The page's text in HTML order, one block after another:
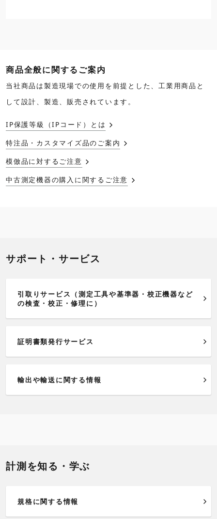
商品全般に関するご案内
当社商品は製造現場での使用を前提とした、工業用商品と
して設計、製造、販売されています。
IP保護等級（IPコード）とは
特注品・カスタマイズ品のご案内
模倣品に対するご注意
中古測定機器の購入に関するご注意
サポート・サービス
引取りサービス（測定工具や基準器・校正機器など
の検査・校正・修理に）
証明書類発行サービス
輸出や輸送に関する情報
計測を知る・学ぶ
規格に関する情報